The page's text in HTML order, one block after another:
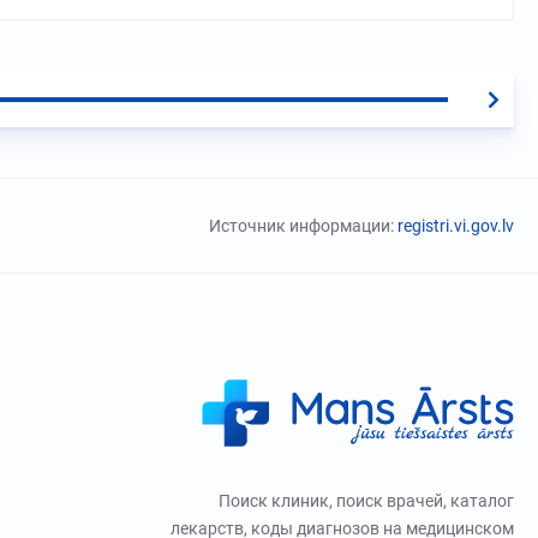
Источник информации: registri.vi.gov.lv
Поиск клиник, поиск врачей, каталог
лекарств, коды диагнозов на медицинском